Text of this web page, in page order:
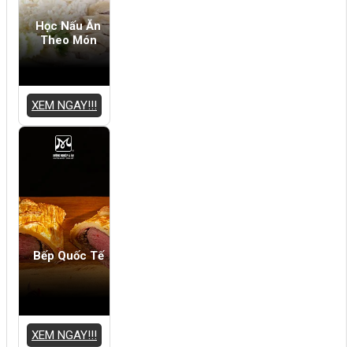
Học Nấu Ăn
Theo Món
XEM NGAY!!!
Bếp Quốc Tế
XEM NGAY!!!